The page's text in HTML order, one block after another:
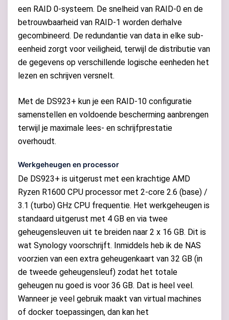
een RAID 0-systeem. De snelheid van RAID-0 en de
betrouwbaarheid van RAID-1 worden derhalve
gecombineerd. De redundantie van data in elke sub-
eenheid zorgt voor veiligheid, terwijl de distributie van
de gegevens op verschillende logische eenheden het
lezen en schrijven versnelt.
Met de DS923+ kun je een RAID-10 configuratie
samenstellen en voldoende bescherming aanbrengen
terwijl je maximale lees- en schrijfprestatie
overhoudt.
Werkgeheugen en processor
De DS923+ is uitgerust met een krachtige AMD
Ryzen R1600 CPU processor met 2-core 2.6 (base) /
3.1 (turbo) GHz CPU frequentie. Het werkgeheugen is
standaard uitgerust met 4 GB en via twee
geheugensleuven uit te breiden naar 2 x 16 GB. Dit is
wat Synology voorschrijft. Inmiddels heb ik de NAS
voorzien van een extra geheugenkaart van 32 GB (in
de tweede geheugensleuf) zodat het totale
geheugen nu goed is voor 36 GB. Dat is heel veel.
Wanneer je veel gebruik maakt van virtual machines
of docker toepassingen, dan kan het